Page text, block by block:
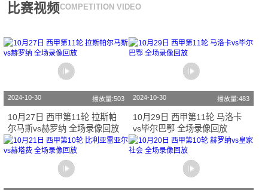
比赛视频COMPETITION VIDEO
2024-10-30 播放量:503
10月27日 西甲第11轮 拉斯帕
尔马斯vs赫罗纳 全场录像回放
2024-10-30 播放量:483
10月29日 西甲第11轮 马洛卡
vs毕尔巴鄂 全场录像回放